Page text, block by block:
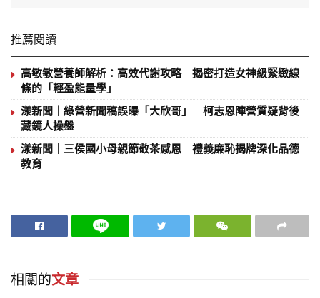
推薦閱讀
高敏敏營養師解析：高效代謝攻略 揭密打造女神級緊緻線
條的「輕盈能量學」
漾新聞｜綠營新聞稿誤曝「大欣哥」 柯志恩陣營質疑背後
藏鏡人操盤
漾新聞｜三侯國小母親節敬茶感恩 禮義廉恥揭牌深化品德
教育
相關的文章